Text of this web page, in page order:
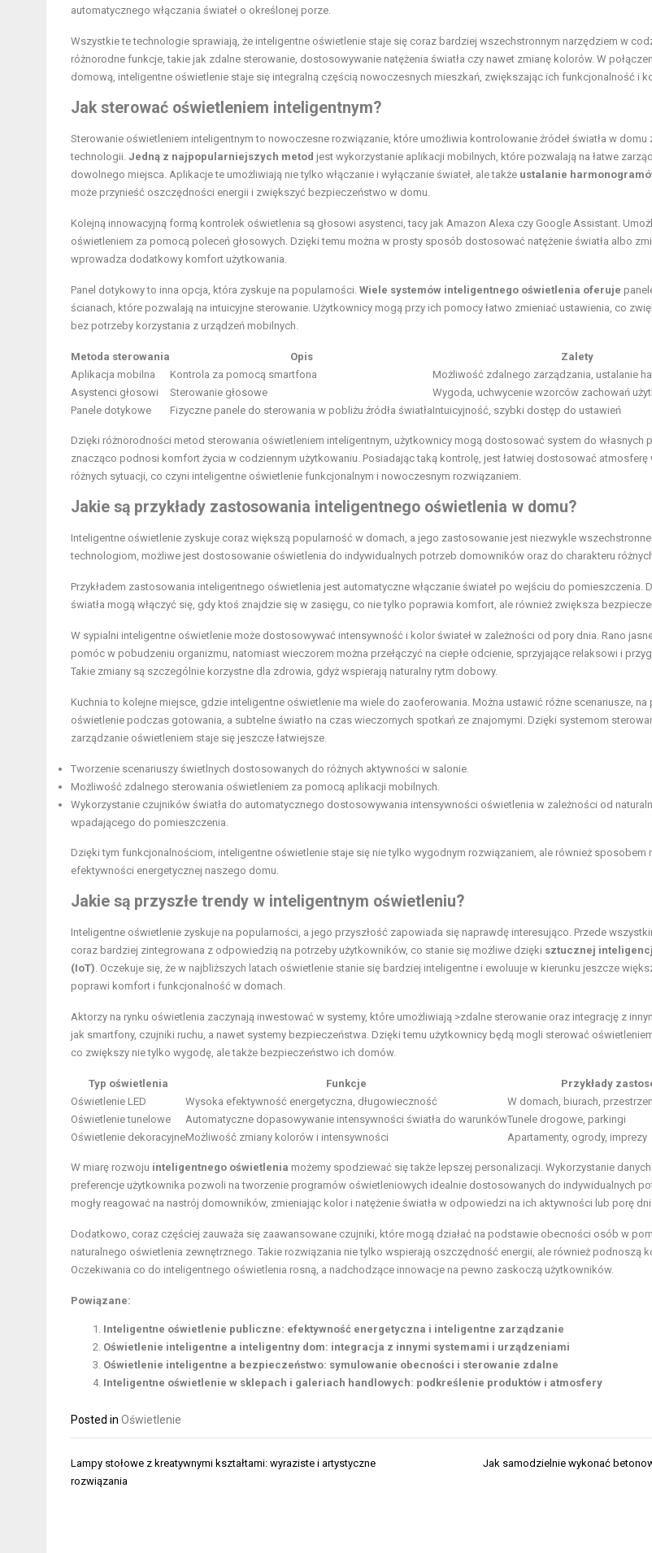
automatycznego włączania świateł o określonej porze.
Wszystkie te technologie sprawiają, że inteligentne oświetlenie staje się coraz bardziej wszechstronnym narzędziem w
różnorodne funkcje, takie jak zdalne sterowanie, dostosowywanie natężenia światła czy nawet zmianę kolorów. W
domową, inteligentne oświetlenie staje się integralną częścią nowoczesnych mieszkań, zwiększając ich funkcjonalność i
Jak sterować oświetleniem inteligentnym?
Sterowanie oświetleniem inteligentnym to nowoczesne rozwiązanie, które umożliwia kontrolowanie źródeł światła w domu
technologii. Jedną z najpopularniejszych metod jest wykorzystanie aplikacji mobilnych, które pozwalają na łatwe
dowolnego miejsca. Aplikacje te umożliwiają nie tylko włączanie i wyłączanie świateł, ale także ustalanie
może przynieść oszczędności energii i zwiększyć bezpieczeństwo w domu.
Kolejną innowacyjną formą kontrolek oświetlenia są głosowi asystenci, tacy jak Amazon Alexa czy Google Assistant.
oświetleniem za pomocą poleceń głosowych. Dzięki temu można w prosty sposób dostosować natężenie światła albo
wprowadza dodatkowy komfort użytkowania.
Panel dotykowy to inna opcja, która zyskuje na popularności. Wiele systemów inteligentnego oświetlenia oferuje
ścianach, które pozwalają na intuicyjne sterowanie. Użytkownicy mogą przy ich pomocy łatwo zmieniać ustawienia, co
bez potrzeby korzystania z urządzeń mobilnych.
Metoda sterowania Opis
Zalety
Aplikacja mobilna
Kontrola za pomocą smartfona
Możliwość zdalnego zarządzania, ustalanie
Asystenci głosowi
Sterowanie głosowe
Wygoda, uchwycenie wzorców zachowań
Panele dotykowe
Fizyczne panele do sterowania w pobliżu źródła światłaIntuicyjność, szybki dostęp do ustawień
Dzięki różnorodności metod sterowania oświetleniem inteligentnym, użytkownicy mogą dostosować system do własnych
znacząco podnosi komfort życia w codziennym użytkowaniu. Posiadając taką kontrolę, jest łatwiej dostosować
różnych sytuacji, co czyni inteligentne oświetlenie funkcjonalnym i nowoczesnym rozwiązaniem.
Jakie są przykłady zastosowania inteligentnego oświetlenia w domu?
Inteligentne oświetlenie zyskuje coraz większą popularność w domach, a jego zastosowanie jest niezwykle
technologiom, możliwe jest dostosowanie oświetlenia do indywidualnych potrzeb domowników oraz do charakteru
Przykładem zastosowania inteligentnego oświetlenia jest automatyczne włączanie świateł po wejściu do pomieszczenia.
światła mogą włączyć się, gdy ktoś znajdzie się w zasięgu, co nie tylko poprawia komfort, ale również zwiększa
W sypialni inteligentne oświetlenie może dostosowywać intensywność i kolor świateł w zależności od pory dnia. Rano
pomóc w pobudzeniu organizmu, natomiast wieczorem można przełączyć na ciepłe odcienie, sprzyjające relaksowi i
Takie zmiany są szczególnie korzystne dla zdrowia, gdyż wspierają naturalny rytm dobowy.
Kuchnia to kolejne miejsce, gdzie inteligentne oświetlenie ma wiele do zaoferowania. Można ustawić różne scenariusze, na
oświetlenie podczas gotowania, a subtelne światło na czas wieczornych spotkań ze znajomymi. Dzięki systemom
zarządzanie oświetleniem staje się jeszcze łatwiejsze.
Tworzenie scenariuszy świetlnych dostosowanych do różnych aktywności w salonie.
Możliwość zdalnego sterowania oświetleniem za pomocą aplikacji mobilnych.
Wykorzystanie czujników światła do automatycznego dostosowywania intensywności oświetlenia w zależności od
wpadającego do pomieszczenia.
Dzięki tym funkcjonalnościom, inteligentne oświetlenie staje się nie tylko wygodnym rozwiązaniem, ale również sposobem
efektywności energetycznej naszego domu.
Jakie są przyszłe trendy w inteligentnym oświetleniu?
Inteligentne oświetlenie zyskuje na popularności, a jego przyszłość zapowiada się naprawdę interesująco. Przede
coraz bardziej zintegrowana z odpowiedzią na potrzeby użytkowników, co stanie się możliwe dzięki sztucznej
(IoT). Oczekuje się, że w najbliższych latach oświetlenie stanie się bardziej inteligentne i ewoluuje w kierunku jeszcze
poprawi komfort i funkcjonalność w domach.
Aktorzy na rynku oświetlenia zaczynają inwestować w systemy, które umożliwiają >zdalne sterowanie oraz integrację z
jak smartfony, czujniki ruchu, a nawet systemy bezpieczeństwa. Dzięki temu użytkownicy będą mogli sterować
co zwiększy nie tylko wygodę, ale także bezpieczeństwo ich domów.
Typ oświetlenia Funkcje
Przykłady
Oświetlenie LED
Wysoka efektywność energetyczna, długowieczność
W domach, biurach,
Oświetlenie tunelowe
Automatyczne dopasowywanie intensywności światła do warunkówTunele drogowe, parkingi
Oświetlenie dekoracyjneMożliwość zmiany kolorów i intensywności Apartamenty, ogrody, imprezy
W miarę rozwoju inteligentnego oświetlenia możemy spodziewać się także lepszej personalizacji. Wykorzystanie
preferencje użytkownika pozwoli na tworzenie programów oświetleniowych idealnie dostosowanych do indywidualnych
mogły reagować na nastrój domowników, zmieniając kolor i natężenie światła w odpowiedzi na ich aktywności lub porę
Dodatkowo, coraz częściej zauważa się zaawansowane czujniki, które mogą działać na podstawie obecności osób w
naturalnego oświetlenia zewnętrznego. Takie rozwiązania nie tylko wspierają oszczędność energii, ale również podnoszą
Oczekiwania co do inteligentnego oświetlenia rosną, a nadchodzące innowacje na pewno zaskoczą użytkowników.
Powiązane:
Inteligentne oświetlenie publiczne: efektywność energetyczna i inteligentne zarządzanie
Oświetlenie inteligentne a inteligentny dom: integracja z innymi systemami i urządzeniami
Oświetlenie inteligentne a bezpieczeństwo: symulowanie obecności i sterowanie zdalne
Inteligentne oświetlenie w sklepach i galeriach handlowych: podkreślenie produktów i atmosfery
Posted in Oświetlenie
Nawigacja
wpisu
Lampy stołowe z kreatywnymi kształtami: wyraziste i artystyczne
rozwiązania
Jak samodzielnie wykonać